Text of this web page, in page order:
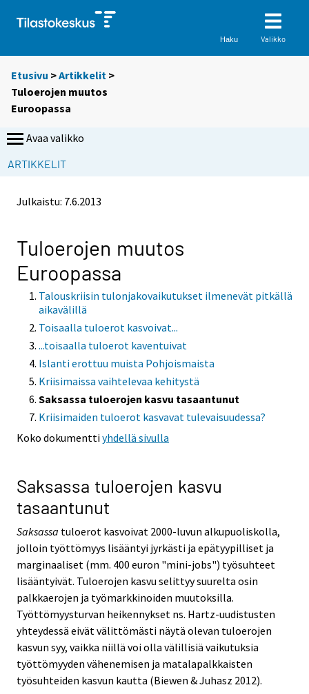
Haku Valikko
Etusivu >Artikkelit >
Tuloerojen muutos
Euroopassa
Avaa valikko
ARTIKKELIT
Julkaistu: 7.6.2013
Tuloerojen muutos
Euroopassa
Talouskriisin tulonjakovaikutukset ilmenevät pitkällä
aikavälillä
Toisaalla tuloerot kasvoivat...
...toisaalla tuloerot kaventuivat
Islanti erottuu muista Pohjoismaista
Kriisimaissa vaihtelevaa kehitystä
Saksassa tuloerojen kasvu tasaantunut
Kriisimaiden tuloerot kasvavat tulevaisuudessa?
Koko dokumenttiyhdellä sivulla
Saksassa tuloerojen kasvu
tasaantunut
Saksassa tuloerot kasvoivat 2000-luvun alkupuoliskolla,
jolloin työttömyys lisääntyi jyrkästi ja epätyypilliset ja
marginaaliset (mm. 400 euron "mini-jobs") työsuhteet
lisääntyivät. Tuloerojen kasvu selittyy suurelta osin
palkkaerojen ja työmarkkinoiden muutoksilla.
Työttömyysturvan heikennykset ns. Hartz-uudistusten
yhteydessä eivät välittömästi näytä olevan tuloerojen
kasvun syy, vaikka niillä voi olla välillisiä vaikutuksia
työttömyyden vähenemisen ja matalapalkkaisten
työsuhteiden kasvun kautta (Biewen & Juhasz 2012).